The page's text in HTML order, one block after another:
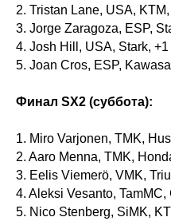
2. Tristan Lane, USA,
3. Jorge Zaragoza, ESP,
4. Josh Hill, USA, Stark,
5. Joan Cros, ESP,
Финал SX2 (суббота):
1. Miro Varjonen, TMK,
2. Aaro Menna, TMK,
3. Eelis Viemerö, VMK,
4. Aleksi Vesanto,
5. Nico Stenberg, SiMK,